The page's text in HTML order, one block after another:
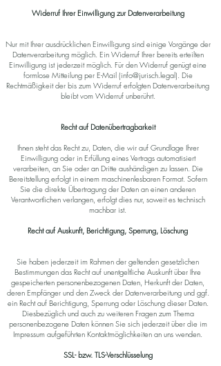
Widerruf Ihrer Einwilligung zur Datenverarbeitung
Nur mit Ihrer ausdrücklichen Einwilligung sind einige Vorgänge der
Datenverarbeitung möglich. Ein Widerruf Ihrer bereits erteilten
Einwilligung ist jederzeit möglich. Für den Widerruf genügt eine
formlose Mitteilung per E-Mail (info@jurisch.legal). Die
Rechtmäßigkeit der bis zum Widerruf erfolgten Datenverarbeitung
bleibt vom Widerruf unberührt.
Recht auf Datenübertragbarkeit
Ihnen steht das Recht zu, Daten, die wir auf Grundlage Ihrer
Einwilligung oder in Erfüllung eines Vertrags automatisiert
verarbeiten, an Sie oder an Dritte aushändigen zu lassen. Die
Bereitstellung erfolgt in einem maschinenlesbaren Format. Sofern
Sie die direkte Übertragung der Daten an einen anderen
Verantwortlichen verlangen, erfolgt dies nur, soweit es technisch
machbar ist.
Recht auf Auskunft, Berichtigung, Sperrung, Löschung
Sie haben jederzeit im Rahmen der geltenden gesetzlichen
Bestimmungen das Recht auf unentgeltliche Auskunft über Ihre
gespeicherten personenbezogenen Daten, Herkunft der Daten,
deren Empfänger und den Zweck der Datenverarbeitung und ggf.
ein Recht auf Berichtigung, Sperrung oder Löschung dieser Daten.
Diesbezüglich und auch zu weiteren Fragen zum Thema
personenbezogene Daten können Sie sich jederzeit über die im
Impressum aufgeführten Kontaktmöglichkeiten an uns wenden.
SSL- bzw. TLS-Verschlüsselung